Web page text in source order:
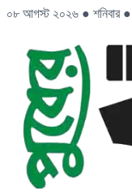
০৮ আগস্ট ২০২৬ ● শনিবার ●